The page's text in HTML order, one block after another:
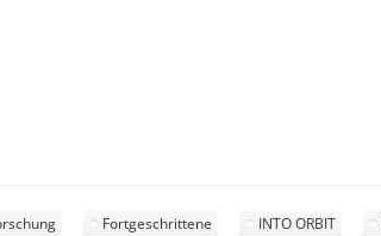
Fortgeschrittene INTO ORBIT